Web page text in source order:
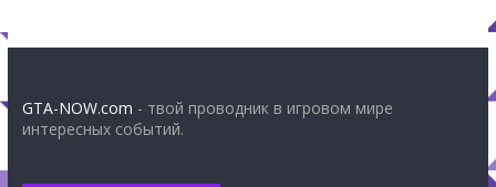
GTA-NOW.com - твой проводник в игровом мире
интересных событий.